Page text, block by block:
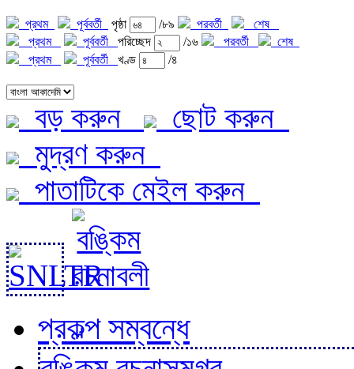
প্রথম পূর্ববর্তী পৃষ্ঠা /৮৯ পরবর্তী
শেষ
প্রথম
পূর্ববর্তী পরিচ্ছেদ /১৬ পরবর্তী
শেষ
প্রথম
পূর্ববর্তী খণ্ড /৪
বড় করুন
ছোট করুন
মুদ্রণ করুন
পাতাটিকে মেইল করুন
প্রকল্প সম্বন্ধে